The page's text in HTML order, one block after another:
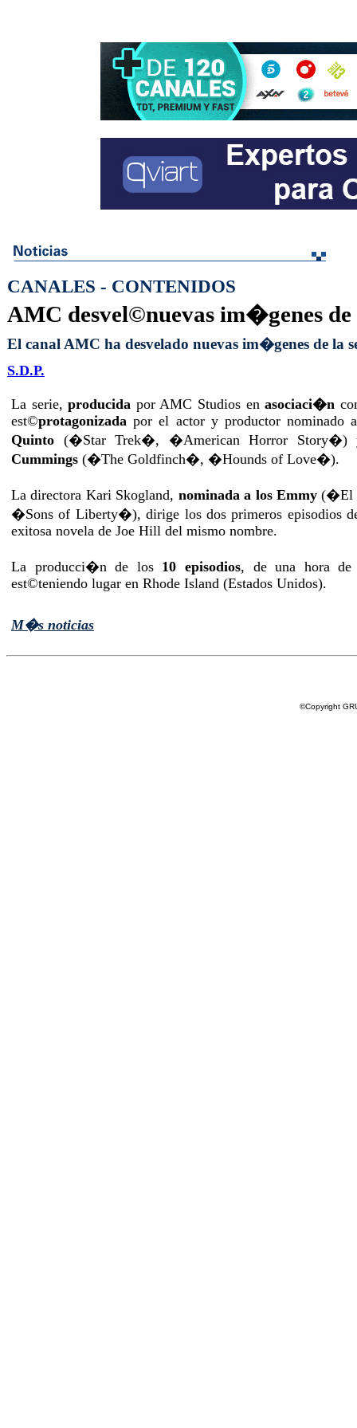
CANALES - CONTENIDOS
AMC desvel©nuevas im�genes
El canal AMC ha desvelado nuevas im�genes de
S.D.P.
La serie,producida por AMC Studios enasociaci�n
est©protagonizada por el actor y productor nominado
Quinto (�Star Trek�, �American Horror Story�)
Cummings (�The Goldfinch�, �Hounds of Love�).
La directora Kari Skogland, nominada a los Emmy(�El
�Sons of Liberty�), dirige los dos primeros episodios
exitosa novela de Joe Hill del mismo nombre.
La producci�n de los 10 episodios, de una hora
est©teniendo lugar en Rhode Island (Estados Unidos).
M�s noticias
©Copyright